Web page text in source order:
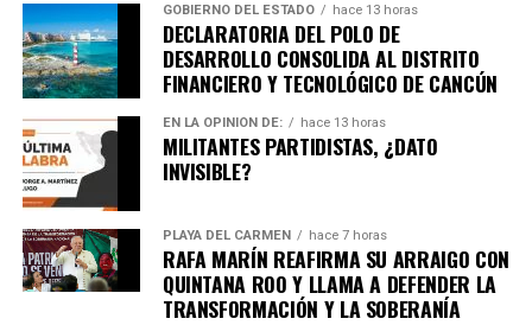
GOBIERNO DEL ESTADO hace 13 horas
DECLARATORIA DEL POLO DE
DESARROLLO CONSOLIDA AL DISTRITO
FINANCIERO Y TECNOLÓGICO DE CANCÚN
EN LA OPINIÓN DE: hace 13 horas
MILITANTES PARTIDISTAS, ¿DATO
INVISIBLE?
PLAYA DEL CARMEN hace 7 horas
RAFA MARÍN REAFIRMA SU ARRAIGO CON
QUINTANA ROO Y LLAMA A DEFENDER LA
TRANSFORMACIÓN Y LA SOBERANÍA